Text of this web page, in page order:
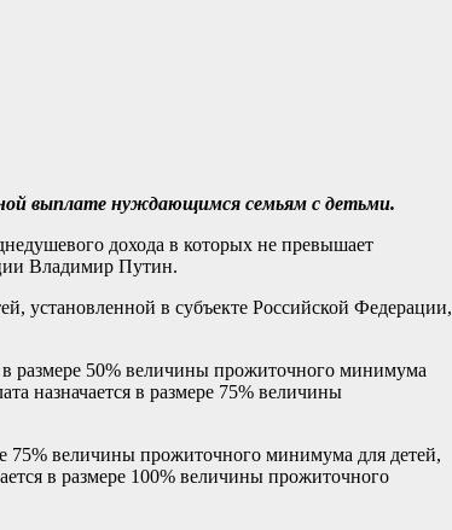
выплате нуждающимся семьям с детьми.
дохода в которых не превышает
Владимир Путин.
установленной в субъекте Российской Федерации,
размере 50% величины прожиточного минимума
назначается в размере 75% величины
75% величины прожиточного минимума для детей,
в размере 100% величины прожиточного